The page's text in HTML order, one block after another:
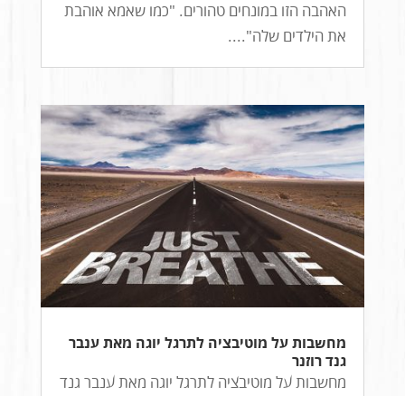
האהבה הזו במונחים טהורים. "כמו שאמא אוהבת
את הילדים שלה"....
מחשבות על מוטיבציה לתרגל יוגה מאת ענבר
גנד רוזנר
מחשבות על מוטיבציה לתרגל יוגה מאת ענבר גנד